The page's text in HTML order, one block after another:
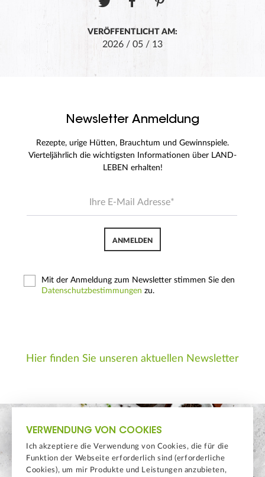
VERÖFFENTLICHT AM:
2026 / 05 / 13
Newsletter Anmeldung
Rezepte, urige Hütten, Brauchtum und Gewinnspiele.
Vierteljährlich die wichtigsten Informationen über LAND-
LEBEN erhalten!
ANMELDEN
Mit der Anmeldung zum Newsletter stimmen Sie den
Datenschutzbestimmungen zu.
Hier finden Sie unseren aktuellen Newsletter
VERWENDUNG VON COOKIES
Ich akzeptiere die Verwendung von Cookies, die für die
Funktion der Webseite erforderlich sind (erforderliche
Cookies), um mir Produkte und Leistungen anzubieten,